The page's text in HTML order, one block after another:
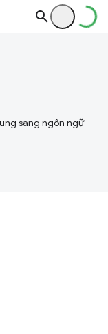
sang ngôn ngữ